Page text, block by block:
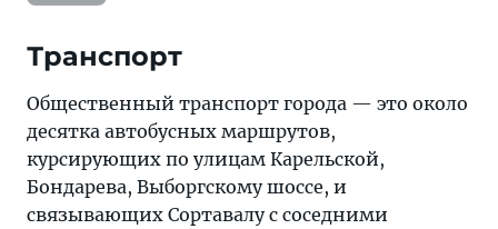
Транспорт
Общественный транспорт города — это около
десятка автобусных маршрутов,
курсирующих по улицам Карельской,
Бондарева, Выборгскому шоссе, и
связывающих Сортавалу с соседними